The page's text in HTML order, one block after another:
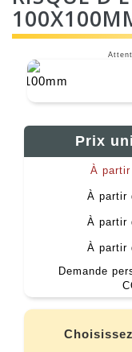
Prix
À
À partir
À partir
À partir
Demande